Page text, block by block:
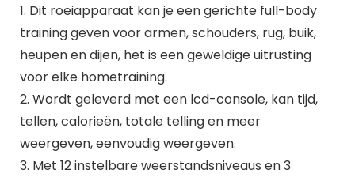
1. Dit roeiapparaat kan je een gerichte full-body
training geven voor armen, schouders, rug, buik,
heupen en dijen, het is een geweldige uitrusting
voor elke hometraining.
2. Wordt geleverd met een lcd-console, kan tijd,
tellen, calorieën, totale telling en meer
weergeven, eenvoudig weergeven.
3. Met 12 instelbare weerstandsniveaus en 3